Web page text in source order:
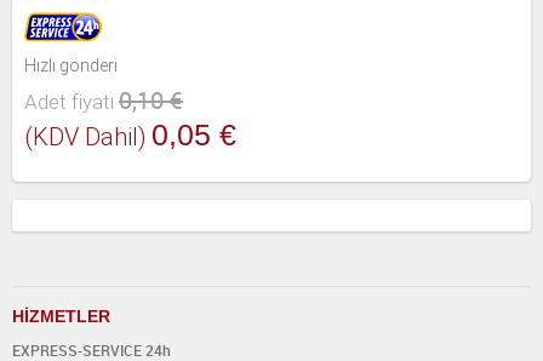
Hızlı gönderi
Adet fiyatı 0,10 €
(KDV Dahil) 0,05 €
HİZMETLER
EXPRESS-SERVICE 24h